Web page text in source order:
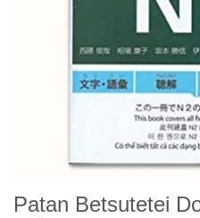
Patan Betsutetei